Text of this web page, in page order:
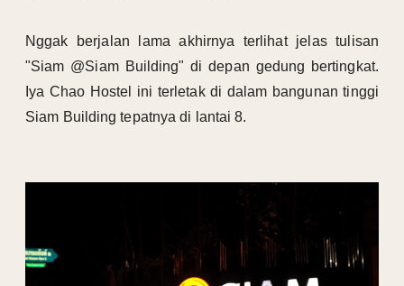
Nggak berjalan lama akhirnya terlihat jelas tulisan
"Siam @Siam Building" di depan gedung bertingkat.
Iya Chao Hostel ini terletak di dalam bangunan tinggi
Siam Building tepatnya di lantai 8.